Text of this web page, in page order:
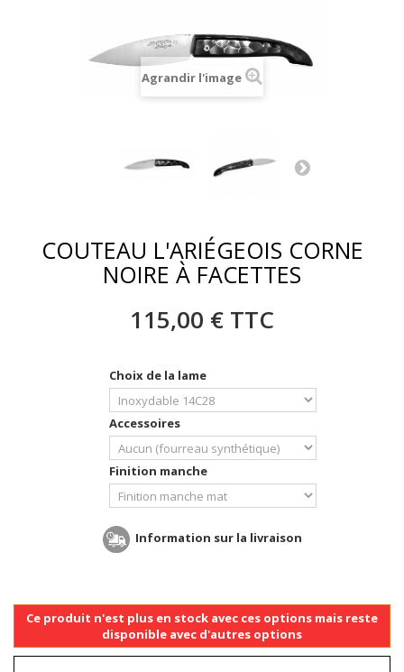
Agrandir l'image
COUTEAU L'ARIÉGEOIS CORNE
NOIRE À FACETTES
115,00 € TTC
Choix de la lame
Accessoires
Finition manche
Information sur la livraison
Ce produit n'est plus en stock avec ces options mais reste
disponible avec d'autres options